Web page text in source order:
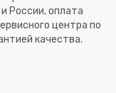
России, оплата
центра по
качества.